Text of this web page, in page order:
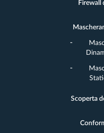
Firewall
Scoperta